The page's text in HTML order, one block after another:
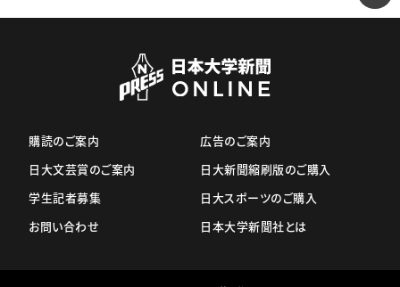
購読のご案内
日大文芸賞のご案内
学生記者募集
お問い合わせ
広告のご案内
日大新聞縮刷版のご購入
日大スポーツのご購入
日本大学新聞社とは